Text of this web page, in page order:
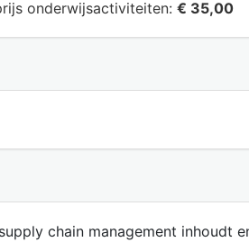
onderwijsactiviteiten: € 35,00
chain management inhoudt